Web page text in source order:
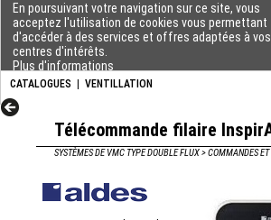
CATALOGUES VENTILLATION
En poursuivant votre navigation sur ce site, vous
acceptez l'utilisation de cookies vous permettant
d'accéder à des services et offres adaptées à vos
centres d'intérêts.
Plus d'informations